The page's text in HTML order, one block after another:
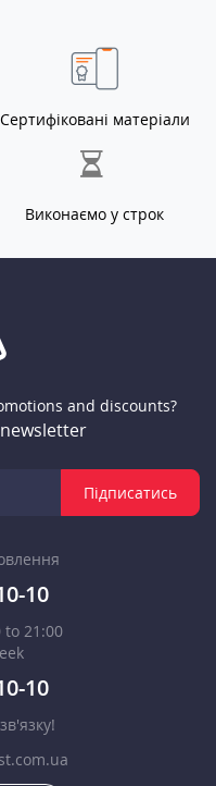
Сертифіковані матеріали
Виконаємо у строк
and discounts?
Підписатись
10
to 21:00
10